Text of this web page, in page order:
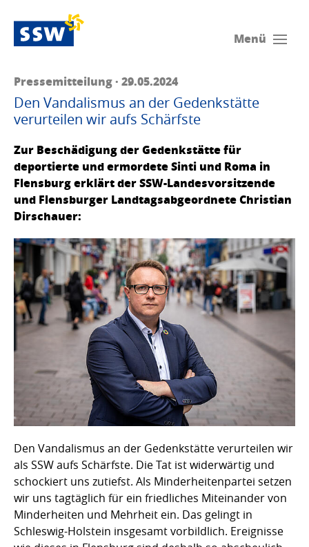
Menü
Pressemitteilung · 29.05.2024
Den Vandalismus an der Gedenkstätte
verurteilen wir aufs Schärfste
Zur Beschädigung der Gedenkstätte für
deportierte und ermordete Sinti und Roma in
Flensburg erklärt der SSW-Landesvorsitzende
und Flensburger Landtagsabgeordnete Christian
Dirschauer:
Den Vandalismus an der Gedenkstätte verurteilen wir
als SSW aufs Schärfste. Die Tat ist widerwärtig und
schockiert uns zutiefst. Als Minderheitenpartei setzen
wir uns tagtäglich für ein friedliches Miteinander von
Minderheiten und Mehrheit ein. Das gelingt in
Schleswig-Holstein insgesamt vorbildlich. Ereignisse